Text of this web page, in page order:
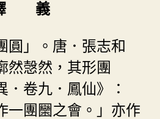
義
圓」。唐．張志和
然愨然，其形團
．卷九．鳳仙》：
一團圞之會。」亦作